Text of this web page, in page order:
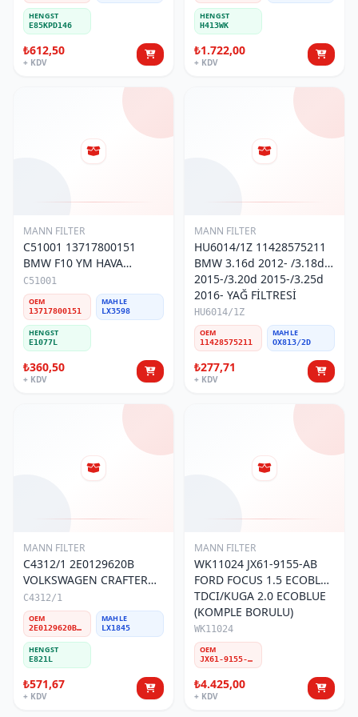
HENGST
E85KPD146
₺612,50
+ KDV
HENGST
H413WK
₺1.722,00
+ KDV
MANN FILTER
C51001 13717800151
BMW F10 YM HAVA
FİLTRESİ
C51001
OEM
13717800151
MAHLE
LX3598
HENGST
E1077L
₺360,50
+ KDV
MANN FILTER
HU6014/1Z 11428575211
BMW 3.16d 2012- /3.18d
2015-/3.20d 2015-/3.25d
2016- YAĞ FİLTRESİ
HU6014/1Z
OEM
11428575211
MAHLE
OX813/2D
₺277,71
+ KDV
MANN FILTER
C4312/1 2E0129620B
VOLKSWAGEN CRAFTER
MERCEDES SPRiNTER II
Y.M 000 090 2651 HAVA
FİLTRESİ
C4312/1
OEM
2E0129620B / 0000902651
MAHLE
LX1845
HENGST
E821L
₺571,67
+ KDV
MANN FILTER
WK11024 JX61-9155-AB
FORD FOCUS 1.5 ECOBLUE
TDCI/KUGA 2.0 ECOBLUE
(KOMPLE BORULU)
MAZOT FİLTRESİ
WK11024
OEM
JX61-9155-AB/2229478/2362319
₺4.425,00
+ KDV